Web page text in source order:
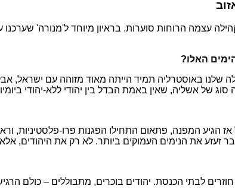
עצמה הרוחות סוערות. בראיון מיוחד ל'מנורה' שערכנו
האלו?
שלנו באוסטרליה תמיד הייתה מאוד מזוהה עם ישראל,
של אשליה, שאין באמת הבדל בין יהודי ללא-יהודי
אז הגיע המפנה, פתאום התחילו הפגנות פרו-פלסטיניות,
את הנימים העמוקים ביותר. לא רק את היהודים,
לבתי הכנסת. יהודים בוכרים, מתבוללים – כולם